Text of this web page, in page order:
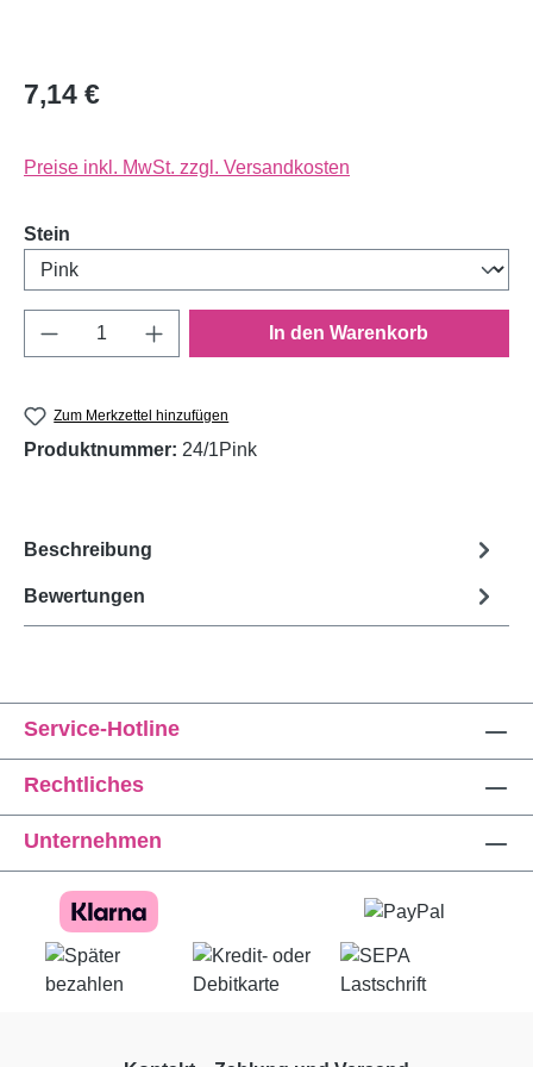
7,14 €
Preise inkl. MwSt. zzgl. Versandkosten
Stein
Produkt Anzahl: Gib den gewünschten
In den Warenkorb
Zum Merkzettel hinzufügen
Produktnummer: 24/1Pink
Beschreibung
Bewertungen
Service-Hotline
Rechtliches
Unternehmen